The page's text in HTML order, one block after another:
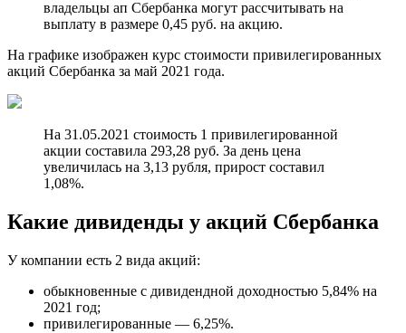
владельцы ап Сбербанка могут рассчитывать на
выплату в размере 0,45 руб. на акцию.
На графике изображен курс стоимости привилегированных
акций Сбербанка за май 2021 года.
На 31.05.2021 стоимость 1 привилегированной
акции составила 293,28 руб. За день цена
увеличилась на 3,13 рубля, прирост составил
1,08%.
Какие дивиденды у акций Сбербанка
У компании есть 2 вида акций:
обыкновенные с дивидендной доходностью 5,84% на
2021 год;
привилегированные — 6,25%.